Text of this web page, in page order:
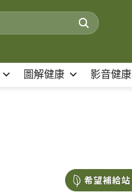
圖解健康 影音健康